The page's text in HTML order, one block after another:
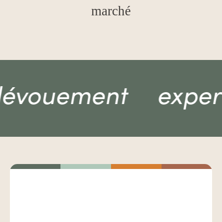
marché